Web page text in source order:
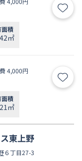
お気
積
㎡
4,000円
お気
積
㎡
東上野
６丁目27-3